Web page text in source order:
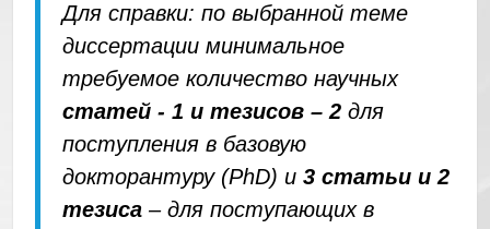
Для справки: по выбранной теме
диссертации минимальное
требуемое количество научных
статей - 1 и тезисов – 2для
поступления в базовую
докторантуру (PhD) и 3 статьи и 2
тезиса – для поступающих в